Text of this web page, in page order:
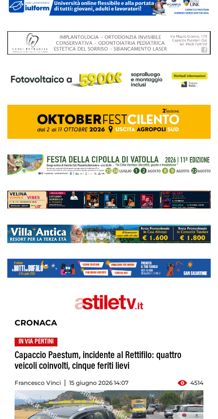
CRONACA
IN VIA PERTINI
Capaccio Paestum, incidente al Rettifilo: quattro
veicoli coinvolti, cinque feriti lievi
Francesco Vinci 15 giugno 2026 14:07 4514